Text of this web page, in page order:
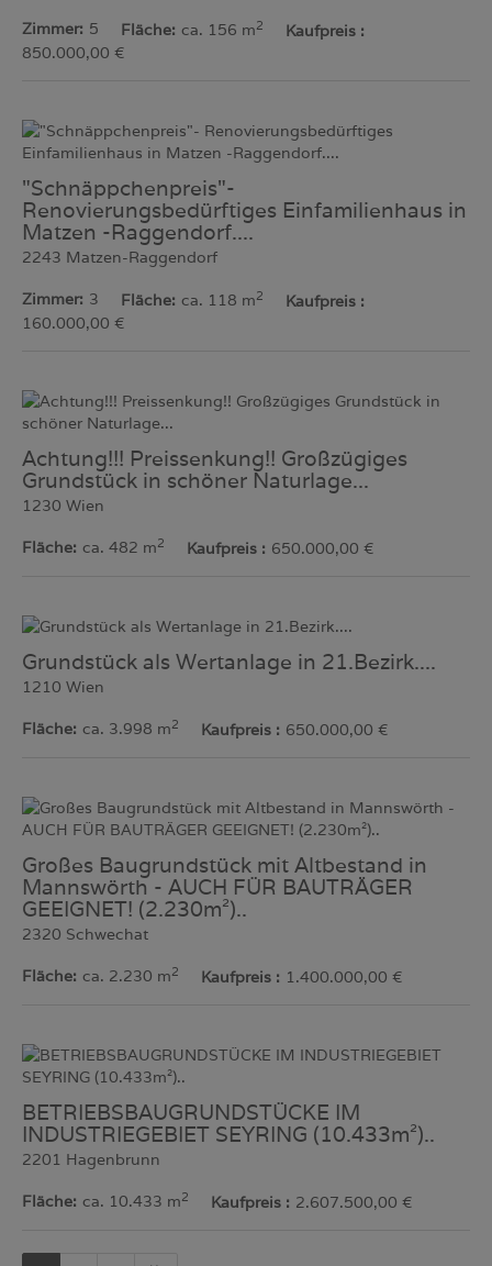
Zimmer 5 Fläche ca. 156 m2
Kaufpreis
850.000,00 €
"Schnäppchenpreis"-
Renovierungsbedürftiges Einfamilienhaus in
Matzen -Raggendorf....
2243 Matzen-Raggendorf
Zimmer 3 Fläche ca. 118 m2
Kaufpreis
160.000,00 €
Achtung!!! Preissenkung!! Großzügiges
Grundstück in schöner Naturlage...
1230 Wien
Fläche ca. 482 m2 Kaufpreis 650.000,00 €
Grundstück als Wertanlage in 21.Bezirk....
1210 Wien
Fläche ca. 3.998 m2 Kaufpreis 650.000,00 €
Großes Baugrundstück mit Altbestand in
Mannswörth - AUCH FÜR BAUTRÄGER
GEEIGNET! (2.230m²)..
2320 Schwechat
Fläche ca. 2.230 m2 Kaufpreis 1.400.000,00 €
BETRIEBSBAUGRUNDSTÜCKE IM
INDUSTRIEGEBIET SEYRING (10.433m²)..
2201 Hagenbrunn
Fläche ca. 10.433 m2 Kaufpreis 2.607.500,00 €